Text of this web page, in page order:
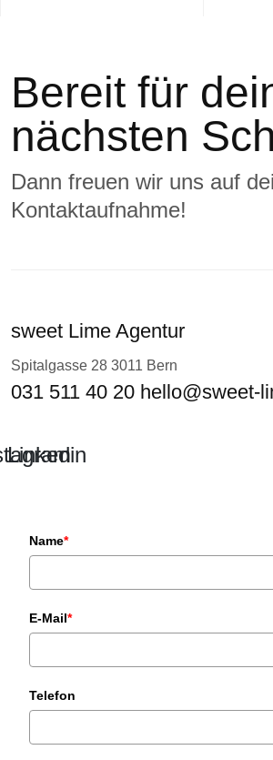
Bereit für
nächsten
Dann freuen wir uns auf
Kontaktaufnahme!
sweet Lime Agentur
Spitalgasse 28 3011 Bern
031 511 40 20 hello@sweet-
Linkedin
Name*
E-Mail*
Telefon